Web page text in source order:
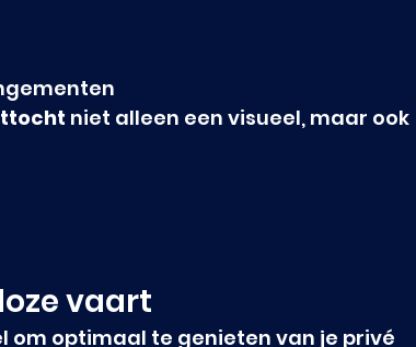
niet alleen een visueel, maar ook
vaart
om optimaal te genieten van je privé